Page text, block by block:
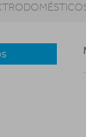
Y
GPS